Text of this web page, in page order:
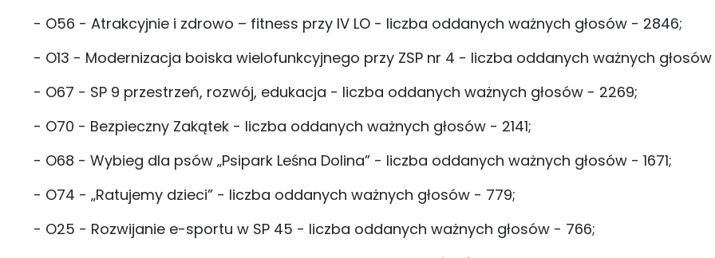
- O56 - Atrakcyjnie i zdrowo – fitness przy IV LO - liczba oddanych ważnych głosów - 2846;
- O13 - Modernizacja boiska wielofunkcyjnego przy ZSP nr 4 - liczba oddanych ważnych
- O67 - SP 9 przestrzeń, rozwój, edukacja - liczba oddanych ważnych głosów - 2269;
- O70 - Bezpieczny Zakątek - liczba oddanych ważnych głosów - 2141;
- O68 - Wybieg dla psów „Psipark Leśna Dolina” - liczba oddanych ważnych głosów - 1671;
- O74 - „Ratujemy dzieci” - liczba oddanych ważnych głosów - 779;
- O25 - Rozwijanie e-sportu w SP 45 - liczba oddanych ważnych głosów - 766;